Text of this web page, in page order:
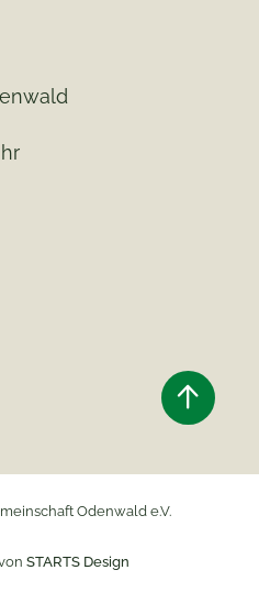
Odenwald e.V.
STARTS Design